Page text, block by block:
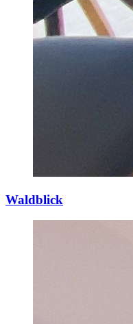
Waldblick